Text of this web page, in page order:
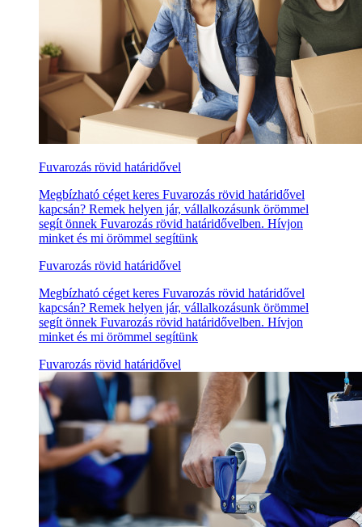
Fuvarozás rövid határidővel
Megbízható céget keres Fuvarozás rövid határidővel
kapcsán? Remek helyen jár, vállalkozásunk örömmel
segít önnek Fuvarozás rövid határidővelben. Hívjon
minket és mi örömmel segítünk
Fuvarozás rövid határidővel
Megbízható céget keres Fuvarozás rövid határidővel
kapcsán? Remek helyen jár, vállalkozásunk örömmel
segít önnek Fuvarozás rövid határidővelben. Hívjon
minket és mi örömmel segítünk
Fuvarozás rövid határidővel